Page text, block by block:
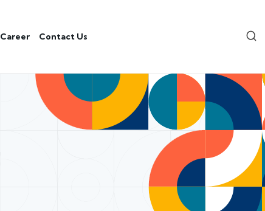
Career Contact Us